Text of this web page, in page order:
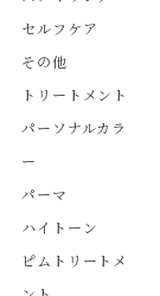
セルフケア
その他
トリートメント
パーソナルカラ
ー
パーマ
ハイトーン
ピムトリートメ